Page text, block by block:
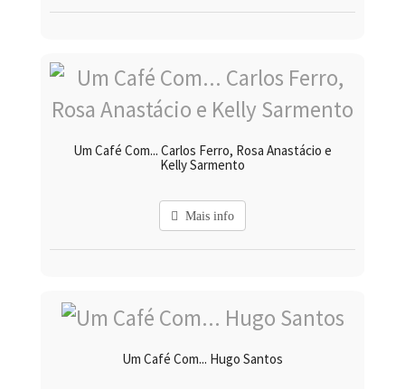
Um Café Com... Carlos Ferro, Rosa Anastácio e
Kelly Sarmento
Mais info
Um Café Com... Hugo Santos